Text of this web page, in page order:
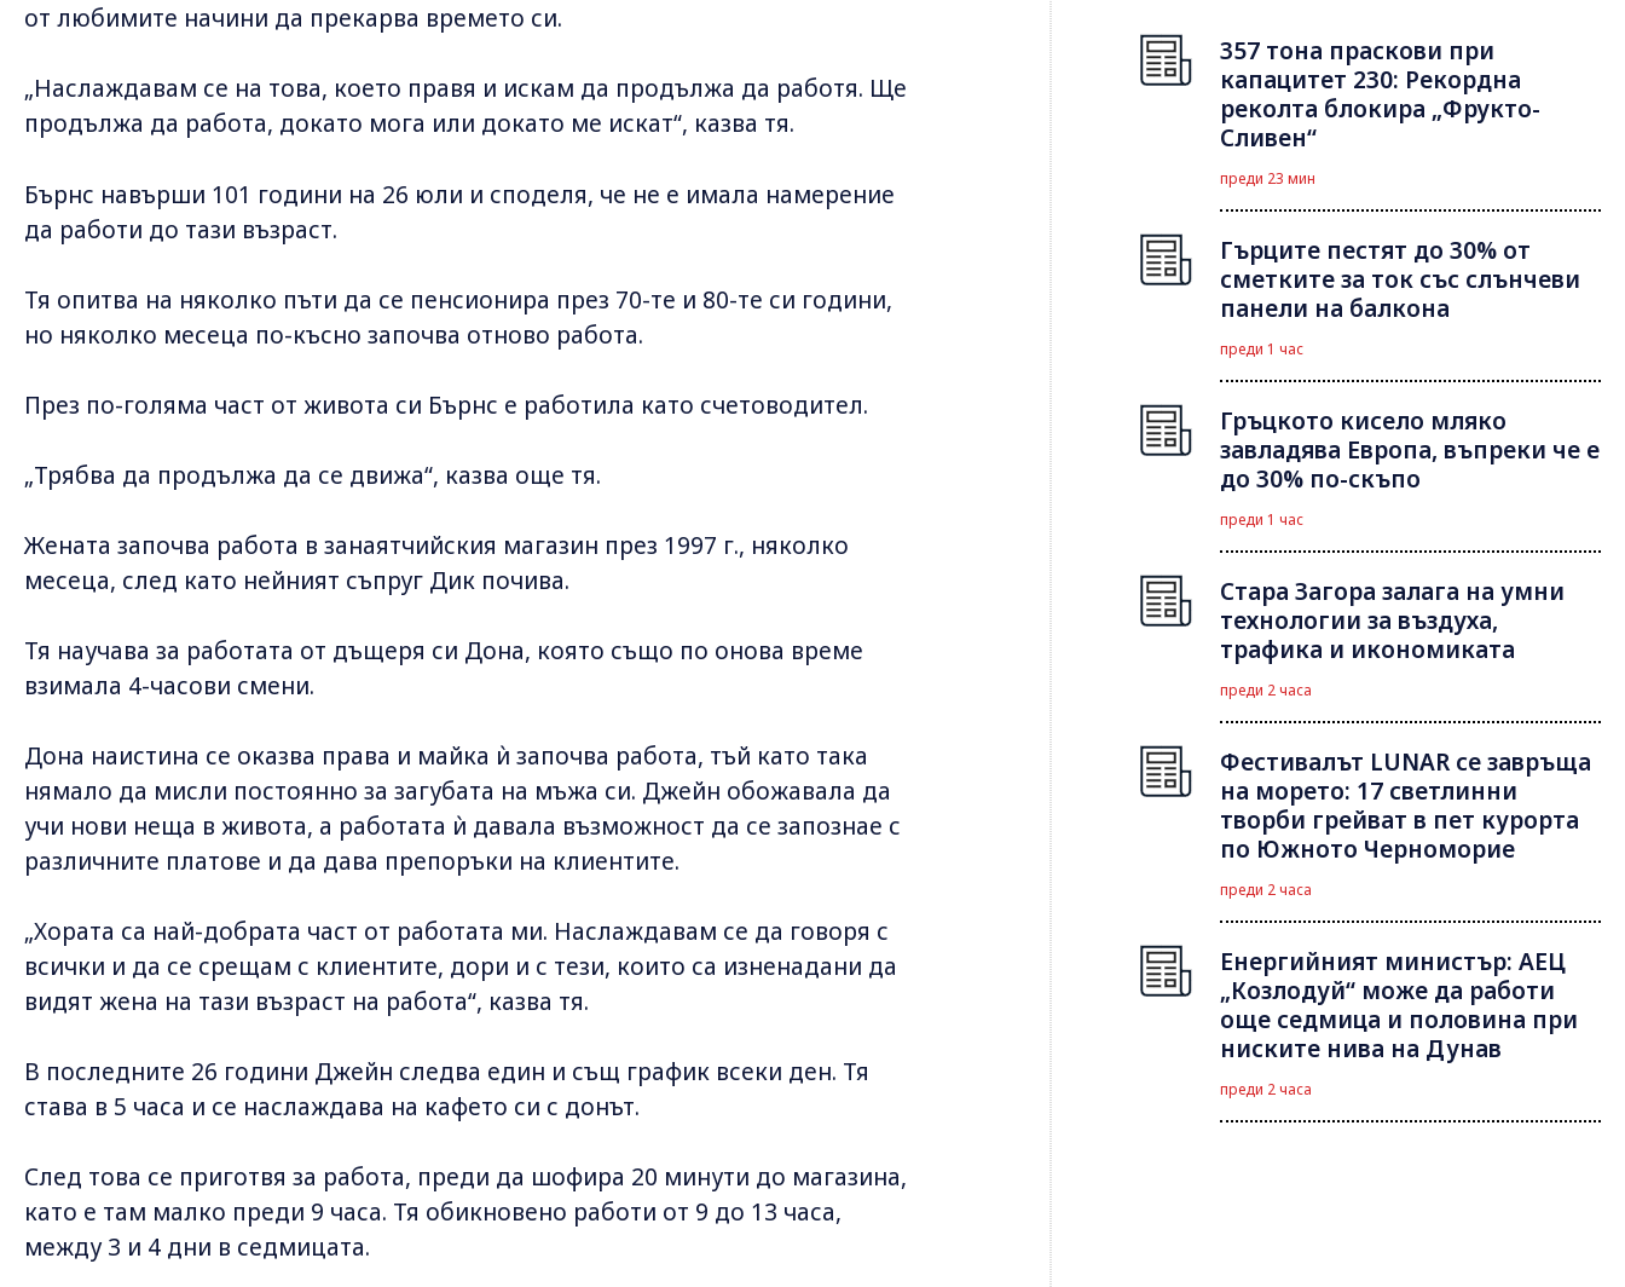
от любимите начини да прекарва времето си.
„Наслаждавам се на това, което правя и искам да продължа да работя. Ще
продължа да работа, докато мога или докато ме искат“, казва тя.
Бърнс навърши 101 години на 26 юли и споделя, че не е имала намерение
да работи до тази възраст.
Тя опитва на няколко пъти да се пенсионира през 70-те и 80-те си години,
но няколко месеца по-късно започва отново работа.
През по-голяма част от живота си Бърнс е работила като счетоводител.
„Трябва да продължа да се движа“, казва още тя.
Жената започва работа в занаятчийския магазин през 1997 г., няколко
месеца, след като нейният съпруг Дик почива.
Тя научава за работата от дъщеря си Дона, която също по онова време
взимала 4-часови смени.
Дона наистина се оказва права и майка ѝ започва работа, тъй като така
нямало да мисли постоянно за загубата на мъжа си. Джейн обожавала да
учи нови неща в живота, а работата ѝ давала възможност да се запознае с
различните платове и да дава препоръки на клиентите.
„Хората са най-добрата част от работата ми. Наслаждавам се да говоря с
всички и да се срещам с клиентите, дори и с тези, които са изненадани да
видят жена на тази възраст на работа“, казва тя.
В последните 26 години Джейн следва един и същ график всеки ден. Тя
става в 5 часа и се наслаждава на кафето си с донът.
След това се приготвя за работа, преди да шофира 20 минути до магазина,
като е там малко преди 9 часа. Тя обикновено работи от 9 до 13 часа,
между 3 и 4 дни в седмицата.
357 тона праскови при
капацитет 230: Рекордна
реколта блокира „Фрукто-
Сливен“
преди 23 мин
Гърците пестят до 30% от
сметките за ток със слънчеви
панели на балкона
преди 1 час
Гръцкото кисело мляко
завладява Европа, въпреки че е
до 30% по-скъпо
преди 1 час
Стара Загора залага на умни
технологии за въздуха,
трафика и икономиката
преди 2 часа
Фестивалът LUNAR се завръща
на морето: 17 светлинни
творби грейват в пет курорта
по Южното Черноморие
преди 2 часа
Енергийният министър: АЕЦ
„Козлодуй“ може да работи
още седмица и половина при
ниските нива на Дунав
преди 2 часа